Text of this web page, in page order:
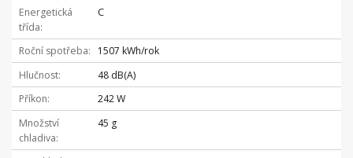
Energetická
třída
C
Roční spotřeba
1507 kWh/rok
Hlučnost
48 dB(A)
Příkon
242 W
Množství
chladiva
45 g